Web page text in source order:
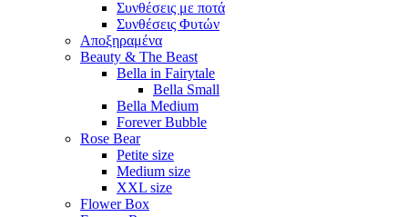
Συνθέσεις με ποτά
Συνθέσεις Φυτών
Αποξηραμένα
Beauty & The Beast
Bella in Fairytale
Bella Small
Bella Medium
Forever Bubble
Rose Bear
Petite size
Medium size
XXL size
Flower Box